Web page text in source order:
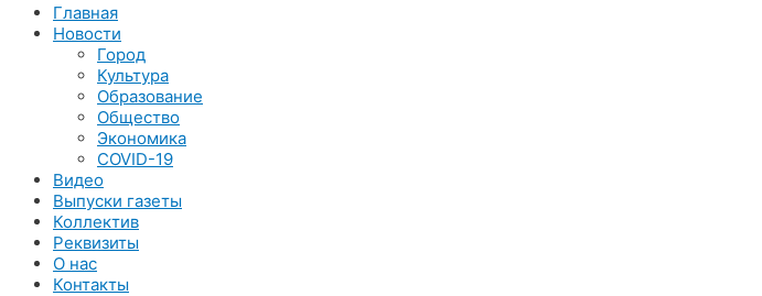
Главная
Новости
Город
Культура
Образование
Общество
Экономика
COVID-19
Видео
Выпуски газеты
Коллектив
Реквизиты
О нас
Контакты